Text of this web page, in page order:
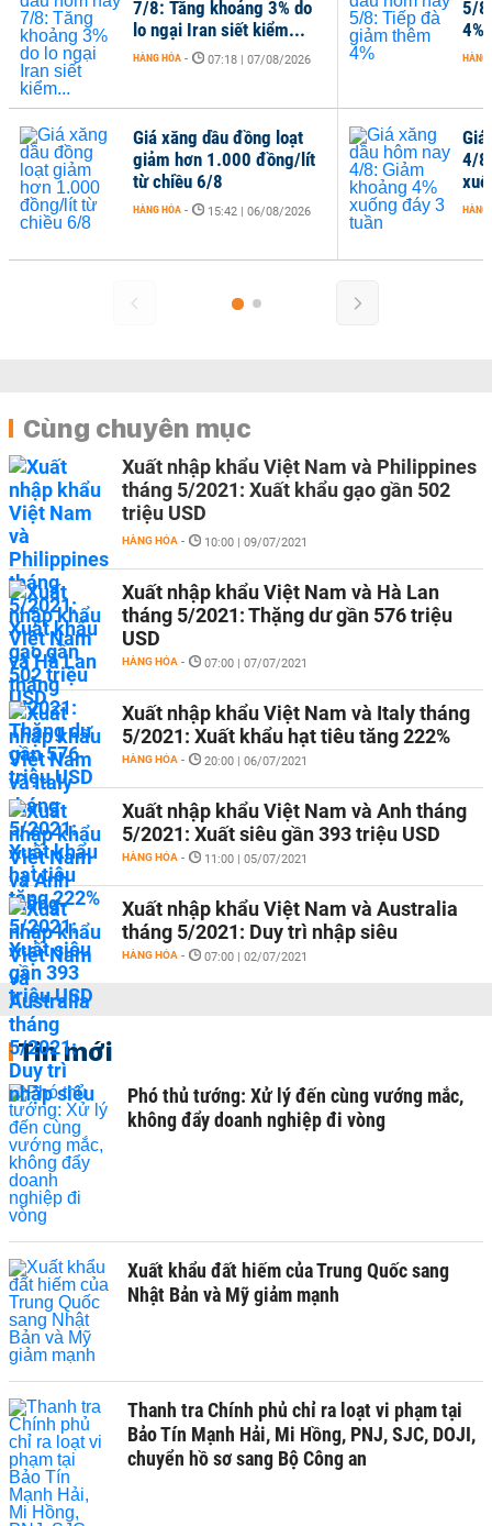
7/8: Tăng khoảng 3% do
lo ngại Iran siết kiểm...
HÀNG HÓA - 07:18 | 07/08/2026
Giá xăng dầu đồng loạt
giảm hơn 1.000 đồng/lít
từ chiều 6/8
HÀNG HÓA - 15:42 | 06/08/2026
5/
4%
HÀNG
Giá
4/
HÀNG
Cùng chuyên mục
Xuất nhập khẩu Việt Nam và Philippines
tháng 5/2021: Xuất khẩu gạo gần 502
triệu USD
HÀNG HÓA - 10:00 | 09/07/2021
Xuất nhập khẩu Việt Nam và Hà Lan
tháng 5/2021: Thặng dư gần 576 triệu
USD
HÀNG HÓA - 07:00 | 07/07/2021
Xuất nhập khẩu Việt Nam và Italy tháng
5/2021: Xuất khẩu hạt tiêu tăng 222%
HÀNG HÓA - 20:00 | 06/07/2021
Xuất nhập khẩu Việt Nam và Anh tháng
5/2021: Xuất siêu gần 393 triệu USD
HÀNG HÓA - 11:00 | 05/07/2021
Xuất nhập khẩu Việt Nam và Australia
tháng 5/2021: Duy trì nhập siêu
HÀNG HÓA - 07:00 | 02/07/2021
Tin mới
Phó thủ tướng: Xử lý đến cùng vướng mắc,
không đẩy doanh nghiệp đi vòng
Xuất khẩu đất hiếm của Trung Quốc sang
Nhật Bản và Mỹ giảm mạnh
Thanh tra Chính phủ chỉ ra loạt vi phạm tại
Bảo Tín Mạnh Hải, Mi Hồng, PNJ, SJC, DOJI,
chuyển hồ sơ sang Bộ Công an